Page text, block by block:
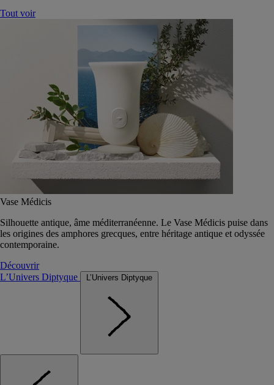
Tout voir
Vase Médicis
Silhouette antique, âme méditerranéenne. Le Vase Médicis puise dans
les origines des amphores grecques, entre héritage antique et odyssée
contemporaine.
Découvrir
L’Univers Diptyque
L’Univers Diptyque